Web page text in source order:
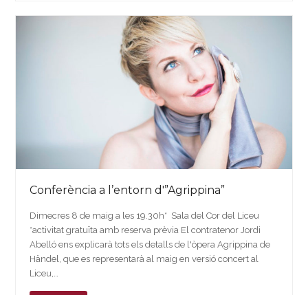
Conferència a l’entorn d'”Agrippina”
Dimecres 8 de maig a les 19.30h* Sala del Cor del Liceu
*activitat gratuïta amb reserva prèvia El contratenor Jordi
Abelló ens explicarà tots els detalls de l'òpera Agrippina de
Händel, que es representarà al maig en versió concert al
Liceu,…